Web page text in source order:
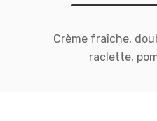
Crème fraîche,
raclette,